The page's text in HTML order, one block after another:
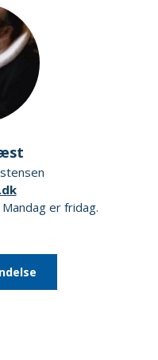
er fridag.